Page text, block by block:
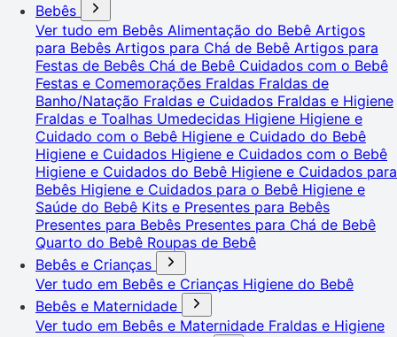
Bebês
Ver tudo em Bebês Alimentação do Bebê Artigos
para Bebês Artigos para Chá de Bebê Artigos para
Festas de Bebês Chá de Bebê Cuidados com o Bebê
Festas e Comemorações Fraldas Fraldas de
Banho/Natação Fraldas e Cuidados Fraldas e Higiene
Fraldas e Toalhas Umedecidas Higiene Higiene e
Cuidado com o Bebê Higiene e Cuidado do Bebê
Higiene e Cuidados Higiene e Cuidados com o Bebê
Higiene e Cuidados do Bebê Higiene e Cuidados para
Bebês Higiene e Cuidados para o Bebê Higiene e
Saúde do Bebê Kits e Presentes para Bebês
Presentes para Bebês Presentes para Chá de Bebê
Quarto do Bebê Roupas de Bebê
Bebês e Crianças
Ver tudo em Bebês e Crianças Higiene do Bebê
Bebês e Maternidade
Ver tudo em Bebês e Maternidade Fraldas e Higiene